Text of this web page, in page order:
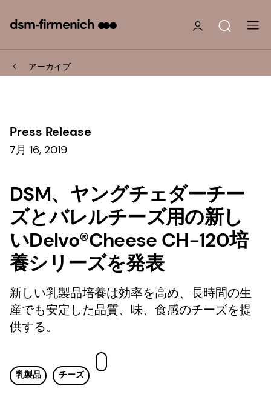
アーカイブ
Press Release
7月 16, 2019
DSM、ヤングチェダーチー
ズとバレルチーズ用の新し
いDelvo®Cheese CH-120培
養シリーズを発表
新しい乳製品培養は効率を高め、長時間の生
産でも安定した品質、味、食感のチーズを提
供する。
乳製品 チーズ